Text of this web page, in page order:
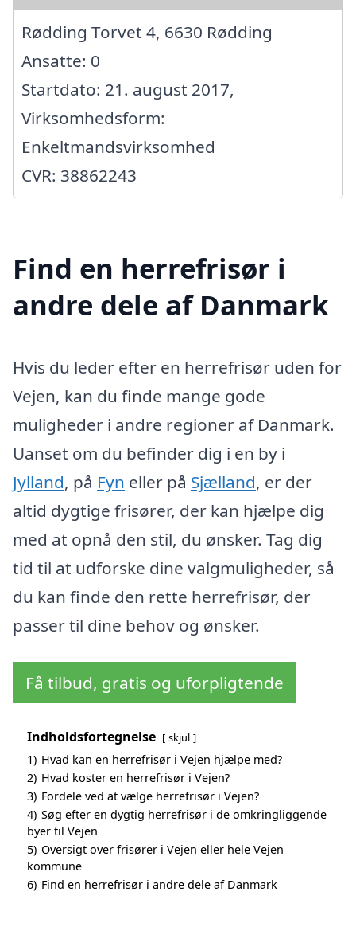
Rødding Torvet 4, 6630 Rødding
Ansatte: 0
Startdato: 21. august 2017,
Virksomhedsform:
Enkeltmandsvirksomhed
CVR: 38862243
Find en herrefrisør i
andre dele af Danmark
Hvis du leder efter en herrefrisør uden for
Vejen, kan du finde mange gode
muligheder i andre regioner af Danmark.
Uanset om du befinder dig i en by i
Jylland, på Fyn eller på Sjælland, er der
altid dygtige frisører, der kan hjælpe dig
med at opnå den stil, du ønsker. Tag dig
tid til at udforske dine valgmuligheder, så
du kan finde den rette herrefrisør, der
passer til dine behov og ønsker.
Få tilbud, gratis og uforpligtende
Indholdsfortegnelse skjul
1) Hvad kan en herrefrisør i Vejen hjælpe med?
2) Hvad koster en herrefrisør i Vejen?
3) Fordele ved at vælge herrefrisør i Vejen?
4) Søg efter en dygtig herrefrisør i de omkringliggende
byer til Vejen
5) Oversigt over frisører i Vejen eller hele Vejen
kommune
6) Find en herrefrisør i andre dele af Danmark